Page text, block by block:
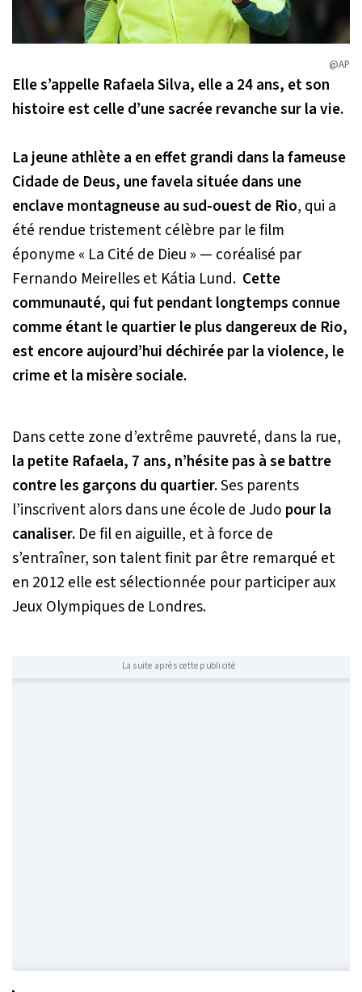
@AP
Elle s’appelle Rafaela Silva, elle a 24 ans, et son
histoire est celle d’une sacrée revanche sur la vie.
La jeune athlète a en effet grandi dans la fameuse
Cidade de Deus, une favela située dans une
enclave montagneuse au sud-ouest de Rio, qui a
été rendue tristement célèbre par le film
éponyme « La Cité de Dieu » — coréalisé par
Fernando Meirelles et Kátia Lund. Cette
communauté, qui fut pendant longtemps connue
comme étant le quartier le plus dangereux de Rio,
est encore aujourd’hui déchirée par la violence, le
crime et la misère sociale.
Dans cette zone d’extrême pauvreté, dans la rue,
la petite Rafaela, 7 ans, n’hésite pas à se battre
contre les garçons du quartier.Ses parents
l’inscrivent alors dans une école de Judo pour la
canaliser. De fil en aiguille, et à force de
s’entraîner, son talent finit par être remarqué et
en 2012 elle est sélectionnée pour participer aux
Jeux Olympiques de Londres.
La suite après cette publicité